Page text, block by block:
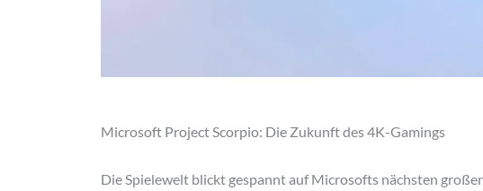
Microsoft Project Scorpio: Die Zukunft des 4K-Gamings
Die Spielewelt blickt gespannt auf Microsofts nächsten